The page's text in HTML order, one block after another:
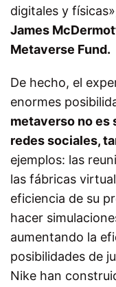
digitales y
James
Metaverse Fund.
De hecho, el
enormes
metaverso no es
redes sociales,
ejemplos: las
las fábricas
eficiencia de su
hacer
aumentando la
posibilidades de
Nike han